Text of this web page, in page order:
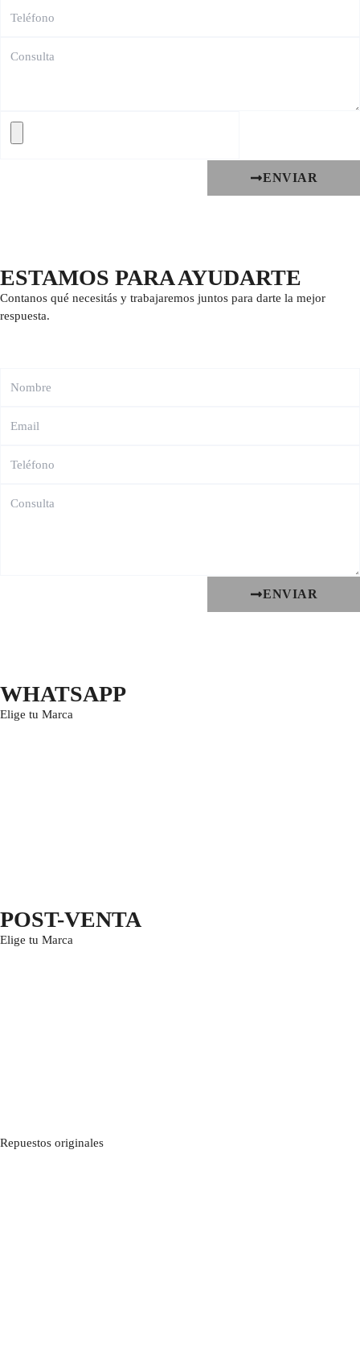
ENVIAR
ESTAMOS PARA AYUDARTE
Contanos qué necesitás y trabajaremos juntos para darte la mejor
respuesta.
ENVIAR
WHATSAPP
Elige tu Marca
POST-VENTA
Elige tu Marca
Repuestos originales